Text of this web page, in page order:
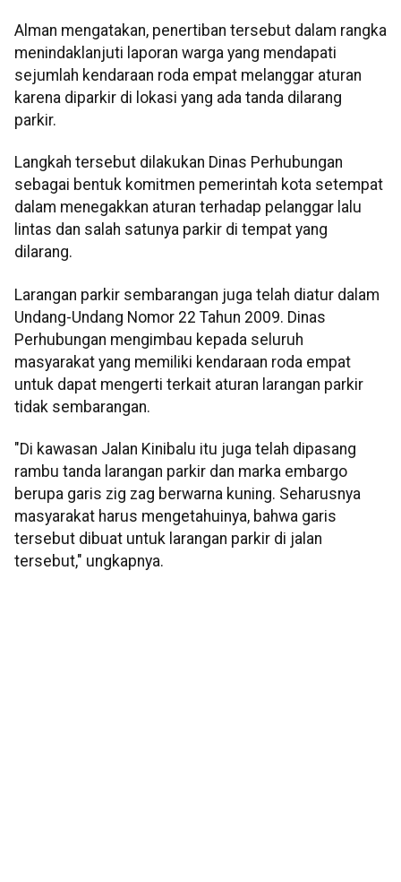
Alman mengatakan, penertiban tersebut dalam rangka
menindaklanjuti laporan warga yang mendapati
sejumlah kendaraan roda empat melanggar aturan
karena diparkir di lokasi yang ada tanda dilarang
parkir.
Langkah tersebut dilakukan Dinas Perhubungan
sebagai bentuk komitmen pemerintah kota setempat
dalam menegakkan aturan terhadap pelanggar lalu
lintas dan salah satunya parkir di tempat yang
dilarang.
Larangan parkir sembarangan juga telah diatur dalam
Undang-Undang Nomor 22 Tahun 2009. Dinas
Perhubungan mengimbau kepada seluruh
masyarakat yang memiliki kendaraan roda empat
untuk dapat mengerti terkait aturan larangan parkir
tidak sembarangan.
"Di kawasan Jalan Kinibalu itu juga telah dipasang
rambu tanda larangan parkir dan marka embargo
berupa garis zig zag berwarna kuning. Seharusnya
masyarakat harus mengetahuinya, bahwa garis
tersebut dibuat untuk larangan parkir di jalan
tersebut," ungkapnya.